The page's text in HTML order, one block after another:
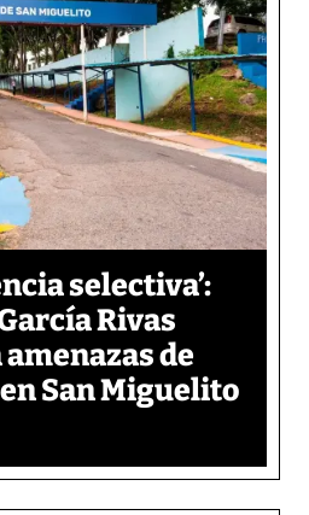
selectiva’:
Rivas
de
San Miguelito